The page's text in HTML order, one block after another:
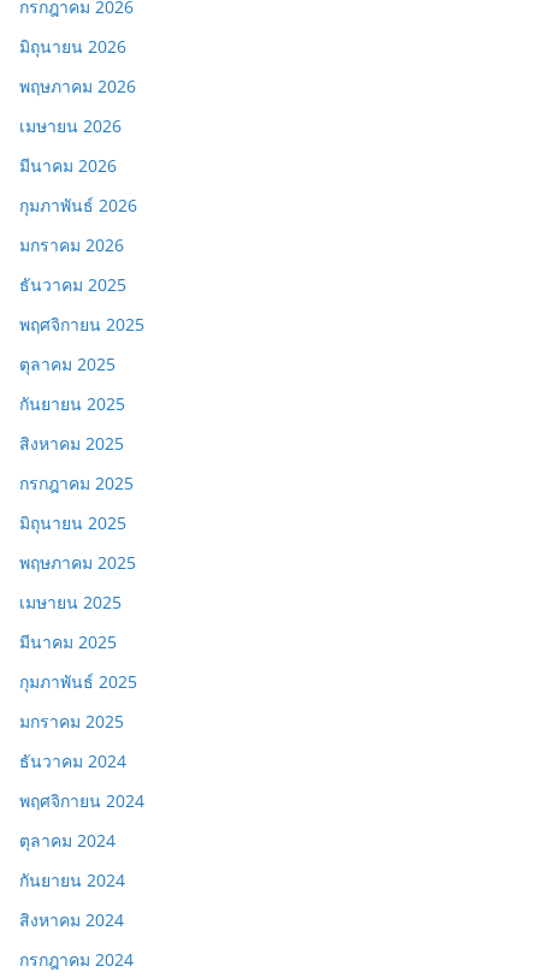
กรกฎาคม 2026
มิถุนายน 2026
พฤษภาคม 2026
เมษายน 2026
มีนาคม 2026
กุมภาพันธ์ 2026
มกราคม 2026
ธันวาคม 2025
พฤศจิกายน 2025
ตุลาคม 2025
กันยายน 2025
สิงหาคม 2025
กรกฎาคม 2025
มิถุนายน 2025
พฤษภาคม 2025
เมษายน 2025
มีนาคม 2025
กุมภาพันธ์ 2025
มกราคม 2025
ธันวาคม 2024
พฤศจิกายน 2024
ตุลาคม 2024
กันยายน 2024
สิงหาคม 2024
กรกฎาคม 2024